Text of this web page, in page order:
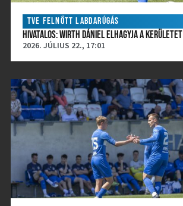
TVE FELNŐTT LABDARÚGÁS
HIVATALOS: WIRTH DÁNIEL ELHAGYJA A KERÜLETET
2026. JÚLIUS 22., 17:01